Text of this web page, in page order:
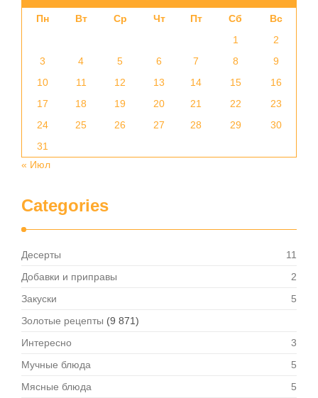
Пн Вт Ср Чт Пт Сб
Вс
1
2
3
4 5 6 7 8
9
10
11 12 13 14 15
16
17
18 19 20 21 22
23
24
25 26 27 28 29
30
31
« Июл
Categories
Десерты
11
Добавки и приправы
2
Закуски
5
Золотые рецепты (9 871)
Интересно
3
Мучные блюда
5
Мясные блюда
5